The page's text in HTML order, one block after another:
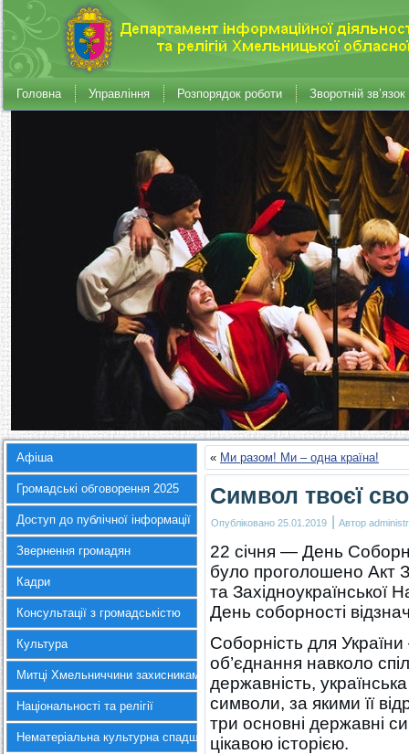
Головна Управління Розпорядок роботи Зворотній зв’язок
Афіша
Громадські обговорення 2025
Доступ до публічної інформації
Звернення громадян
Кадри
Консультації з громадськістю
Культура
Митці Хмельниччини захисникам України
Національності та релігії
Нематеріальна культурна спадщина
« Ми разом! Ми – одна країна!
Символ твоєї
Опубліковано 25.01.2019 | Автор
22 січня — День
було проголошено Акт
та Західноукраїнської
День соборності
Соборність для України
об’єднання навколо
державність,
символи, за якими її
три основні державні
цікавою історією.